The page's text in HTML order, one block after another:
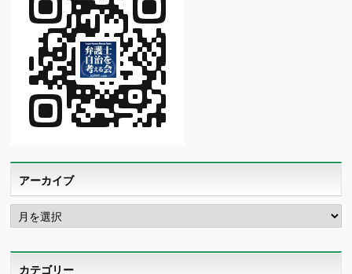
アーカイブ
ア
ー
カ
カテゴリー